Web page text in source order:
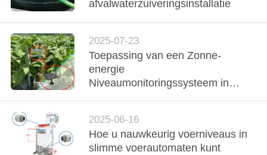
CONTACTEER
ONS
NIEUWS
GEVALLEN
afvalwaterzuiveringsinstallatie
2025-07-23
Toepassing van een Zonne-
energie
Niveaumonitoringssysteem in
2025-06-16
Hoe u nauwkeurig voerniveaus in
slimme voerautomaten kunt